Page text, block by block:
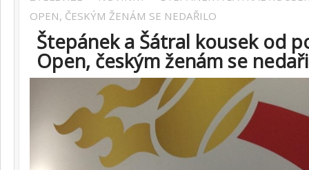
OPEN, ČESKÝM ŽENÁM SE NEDAŘILO
Štepánek a Šátral kousek od
Open, českým ženám se